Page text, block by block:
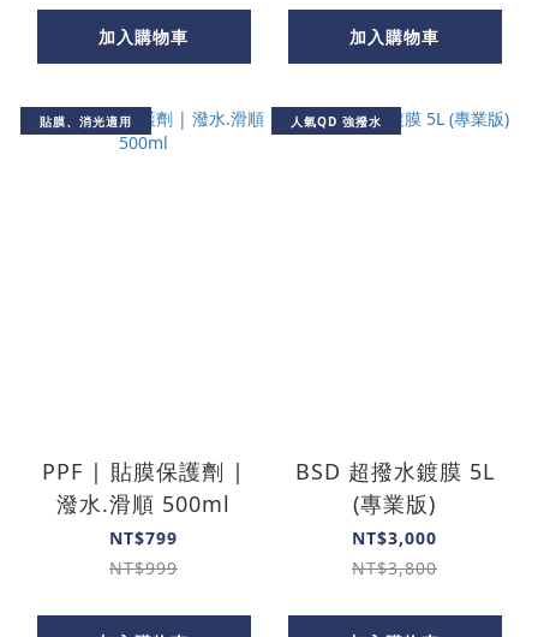
加入購物車 加入購物車
貼膜、消光適用
PPF | 貼膜保護劑 |
潑水.滑順 500ml
NT$799
NT$999
人氣QD 強撥水
BSD 超撥水鍍膜 5L
(專業版)
NT$3,000
NT$3,800